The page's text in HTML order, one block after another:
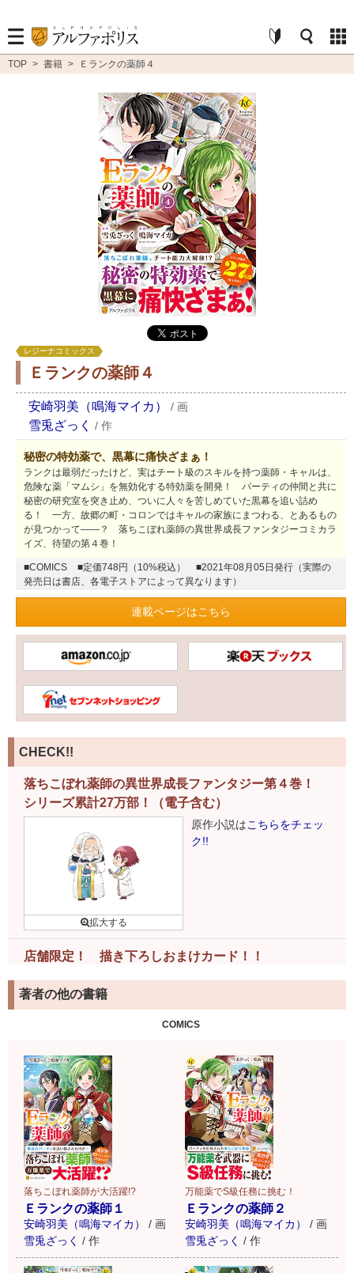
TOP > 書籍 > Ｅランクの薬師４
レジーナコミックス
Ｅランクの薬師４
安崎羽美（鳴海マイカ） / 画
雪兎ざっく / 作
秘密の特効薬で、黒幕に痛快ざまぁ！
ランクは最弱だったけど、実はチート級のスキルを持つ薬師・キャルは、
危険な薬「マムシ」を無効化する特効薬を開発！ パーティの仲間と共に
秘密の研究室を突き止め、ついに人々を苦しめていた黒幕を追い詰め
る！ 一方、故郷の町・コロンではキャルの家族にまつわる、とあるもの
が見つかって――？ 落ちこぼれ薬師の異世界成長ファンタジーコミカラ
イズ、待望の第４巻！
■COMICS ■定価748円（10%税込）
■2021年08月05日発行（実際の
発売日は書店、各電子ストアによって異なります）
連載ページはこちら
CHECK!!
落ちこぼれ薬師の異世界成長ファンタジー第４巻！
シリーズ累計27万部！（電子含む）
原作小説はこちらをチェッ
ク!!
店舗限定！ 描き下ろしおまけカード！！
下記書店様で書籍ご購入の
ードがついてきます！
著者の他の書籍
COMICS
落ちこぼれ薬師が大活躍!?
Ｅランクの薬師１
安崎羽美（鳴海マイカ） / 画
雪兎ざっく / 作
万能薬でS級任務に挑む！
Ｅランクの薬師２
安崎羽美（鳴海マイカ） / 画
雪兎ざっく / 作